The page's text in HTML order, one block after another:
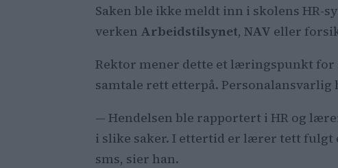
Saken ble ikke meldt inn i skolens HR-
verken Arbeidstilsynet,NAV eller
Rektor mener dette et læringspunkt for
samtale rett etterpå. Personalansvarlig
— Hendelsen ble rapportert i HR og
i slike saker. I ettertid er lærer tett fulgt
sms, sier han.